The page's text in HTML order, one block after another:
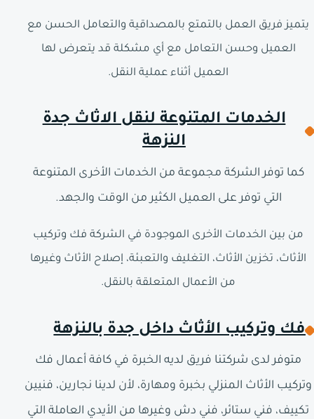
يتميز فريق العمل بالتمتع بالمصداقية والتعامل الحسن مع
العميل وحسن التعامل مع أي مشكلة قد يتعرض لها
العميل أثناء عملية النقل.
الخدمات المتنوعة لنقل الاثاث جدة
النزهة
كما توفر الشركة مجموعة من الخدمات الأخرى المتنوعة
التي توفر على العميل الكثير من الوقت والجهد.
من بين الخدمات الأخرى الموجودة في الشركة فك وتركيب
الأثاث، تخزين الأثاث، التغليف والتعبئة، إصلاح الأثاث وغيرها
من الأعمال المتعلقة بالنقل.
فك وتركيب الأثاث داخل جدة بالنزهة
متوفر لدى شركتنا فريق لديه الخبرة في كافة أعمال فك
وتركيب الأثاث المنزلي بخبرة ومهارة، لأن لدينا نجارين، فنيين
تكييف، فني ستائر، فني دش وغيرها من الأيدي العاملة التي